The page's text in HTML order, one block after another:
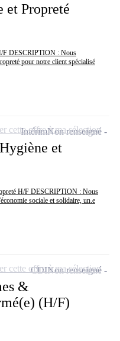
et Propreté
F DESCRIPTION : Nous
pour notre client spécialisé
et
H/F DESCRIPTION : Nous
sociale et solidaire, un.e
IntérimNon renseigné
cette offre à ma sélection
&
(H/F)
CDINon renseigné
cette offre à ma sélection